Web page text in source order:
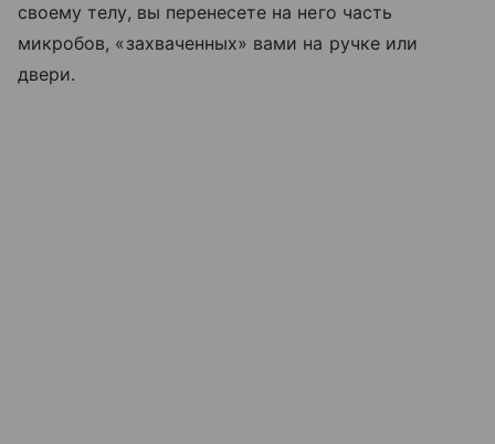
своему телу, вы перенесете на него часть
микробов, «захваченных» вами на ручке или
двери.